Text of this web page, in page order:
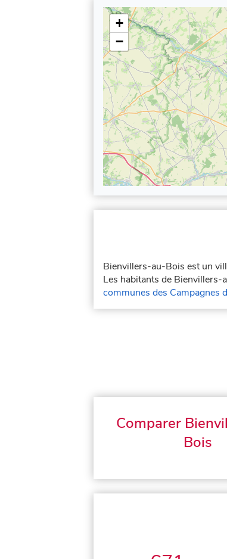
+
−
Bienvillers-au-Bois est un
Les habitants de
communes des Campagnes
Comparer
Bois